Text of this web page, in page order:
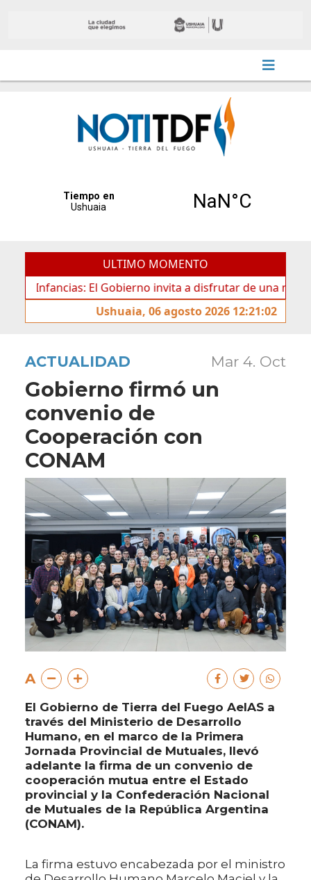
ULTIMO MOMENTO
El Gobierno invita a disfrutar de una nueva
Ushuaia, 06 agosto 2026 12:21:02
ACTUALIDAD Mar 4. Oct
Gobierno firmó un
convenio de
Cooperación con
CONAM
A
El Gobierno de Tierra del Fuego AeIAS a
través del Ministerio de Desarrollo
Humano, en el marco de la Primera
Jornada Provincial de Mutuales, llevó
adelante la firma de un convenio de
cooperación mutua entre el Estado
provincial y la Confederación Nacional
de Mutuales de la República Argentina
(CONAM).
La firma estuvo encabezada por el ministro